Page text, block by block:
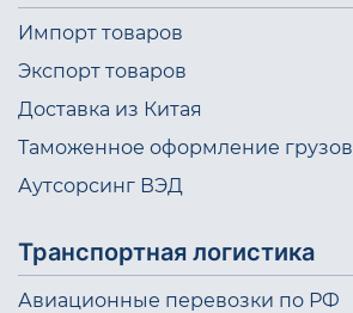
Импорт товаров
Экспорт товаров
Доставка из Китая
Таможенное оформление грузов
Аутсорсинг ВЭД
Транспортная логистика
Авиационные перевозки по РФ